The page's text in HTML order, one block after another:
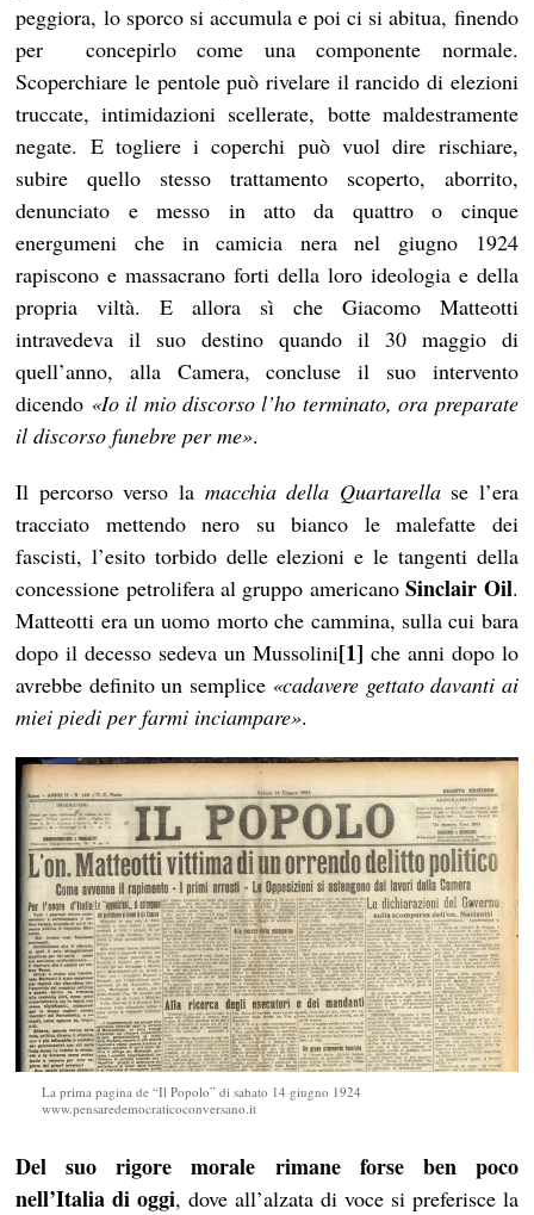
peggiora, lo sporco si accumula e poi ci si abitua, finendo
per concepirlo come una componente normale.
Scoperchiare le pentole può rivelare il rancido di elezioni
truccate, intimidazioni scellerate, botte maldestramente
negate. E togliere i coperchi può vuol dire rischiare,
subire quello stesso trattamento scoperto, aborrito,
denunciato e messo in atto da quattro o cinque
energumeni che in camicia nera nel giugno 1924
rapiscono e massacrano forti della loro ideologia e della
propria viltà. E allora sì che Giacomo Matteotti
intravedeva il suo destino quando il 30 maggio di
quell’anno, alla Camera, concluse il suo intervento
dicendo «Io il mio discorso l’ho terminato, ora preparate
il discorso funebre per me».
Il percorso verso la macchia della Quartarellase l’era
tracciato mettendo nero su bianco le malefatte dei
fascisti, l’esito torbido delle elezioni e le tangenti della
concessione petrolifera al gruppo americanoSinclair Oil.
Matteotti era un uomo morto che cammina, sulla cui bara
dopo il decesso sedeva un Mussolini[1] che anni dopo lo
avrebbe definito un semplice «cadavere gettato davanti ai
miei piedi per farmi inciampare».
La prima pagina de “Il Popolo” di sabato 14 giugno 1924
www.pensaredemocraticoconversano.it
Del suo rigore morale rimane forse ben poco
nell’Italia di oggi, dove all’alzata di voce si preferisce la